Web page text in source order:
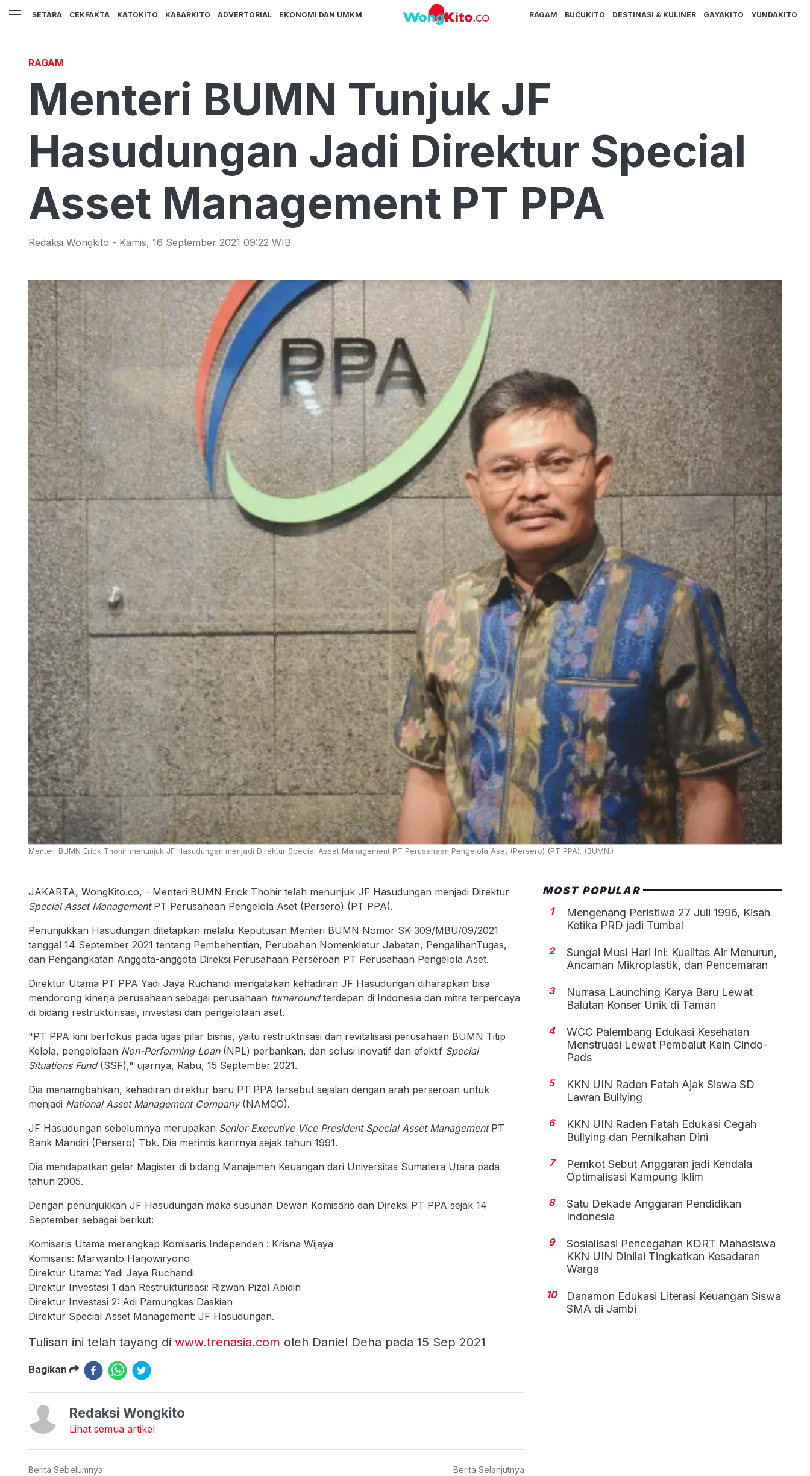
SETARA CEKFAKTA KATOKITO KABARKITO ADVERTORIAL EKONOMI DAN UMKM RAGAM BUCUKITO DESTINASI & KULINER GAYAKITO YUNDAKITO
RAGAM
Menteri BUMN Tunjuk JF
Hasudungan Jadi Direktur Special
Asset Management PT PPA
Redaksi Wongkito - Kamis, 16 September 2021 09:22 WIB
Menteri BUMN Erick Thohir menunjuk JF Hasudungan menjadi Direktur Special Asset Management PT Perusahaan Pengelola Aset (Persero) (PT PPA). (BUMN.)
JAKARTA, WongKito.co, - Menteri BUMN Erick Thohir telah menunjuk JF Hasudungan menjadi Direktur
Special Asset Management PT Perusahaan Pengelola Aset (Persero) (PT PPA).
Penunjukkan Hasudungan ditetapkan melalui Keputusan Menteri BUMN Nomor SK-309/MBU/09/2021
tanggal 14 September 2021 tentang Pembehentian, Perubahan Nomenklatur Jabatan, PengalihanTugas,
dan Pengangkatan Anggota-anggota Direksi Perusahaan Perseroan PT Perusahaan Pengelola Aset.
Direktur Utama PT PPA Yadi Jaya Ruchandi mengatakan kehadiran JF Hasudungan diharapkan bisa
mendorong kinerja perusahaan sebagai perusahaan turnaroundterdepan di Indonesia dan mitra terpercaya
di bidang restrukturisasi, investasi dan pengelolaan aset.
"PT PPA kini berfokus pada tigas pilar bisnis, yaitu restruktrisasi dan revitalisasi perusahaan BUMN Titip
Kelola, pengelolaan Non-Performing Loan(NPL) perbankan, dan solusi inovatif dan efektif Special
Situations Fund (SSF)," ujarnya, Rabu, 15 September 2021.
Dia menamgbahkan, kehadiran direktur baru PT PPA tersebut sejalan dengan arah perseroan untuk
menjadi National Asset Management Company (NAMCO).
JF Hasudungan sebelumnya merupakan Senior Executive Vice President Special Asset Management PT
Bank Mandiri (Persero) Tbk. Dia merintis karirnya sejak tahun 1991.
Dia mendapatkan gelar Magister di bidang Manajemen Keuangan dari Universitas Sumatera Utara pada
tahun 2005.
Dengan penunjukkan JF Hasudungan maka susunan Dewan Komisaris dan Direksi PT PPA sejak 14
September sebagai berikut:
Komisaris Utama merangkap Komisaris Independen : Krisna Wijaya
Komisaris: Marwanto Harjowiryono
Direktur Utama: Yadi Jaya Ruchandi
Direktur Investasi 1 dan Restrukturisasi: Rizwan Pizal Abidin
Direktur Investasi 2: Adi Pamungkas Daskian
Direktur Special Asset Management: JF Hasudungan.
Tulisan ini telah tayang di www.trenasia.com oleh Daniel Deha pada 15 Sep 2021
Bagikan
Redaksi Wongkito
Lihat semua artikel
Berita Sebelumnya Berita Selanjutnya
MOST POPULAR
1
Mengenang Peristiwa 27 Juli 1996, Kisah
Ketika PRD jadi Tumbal
2
Sungai Musi Hari Ini: Kualitas Air Menurun,
Ancaman Mikroplastik, dan Pencemaran
3
Nurrasa Launching Karya Baru Lewat
Balutan Konser Unik di Taman
4
WCC Palembang Edukasi Kesehatan
Menstruasi Lewat Pembalut Kain Cindo-
Pads
5
KKN UIN Raden Fatah Ajak Siswa SD
Lawan Bullying
6
KKN UIN Raden Fatah Edukasi Cegah
Bullying dan Pernikahan Dini
7
Pemkot Sebut Anggaran jadi Kendala
Optimalisasi Kampung Iklim
8
Satu Dekade Anggaran Pendidikan
Indonesia
9
Sosialisasi Pencegahan KDRT Mahasiswa
KKN UIN Dinilai Tingkatkan Kesadaran
Warga
10
Danamon Edukasi Literasi Keuangan Siswa
SMA di Jambi